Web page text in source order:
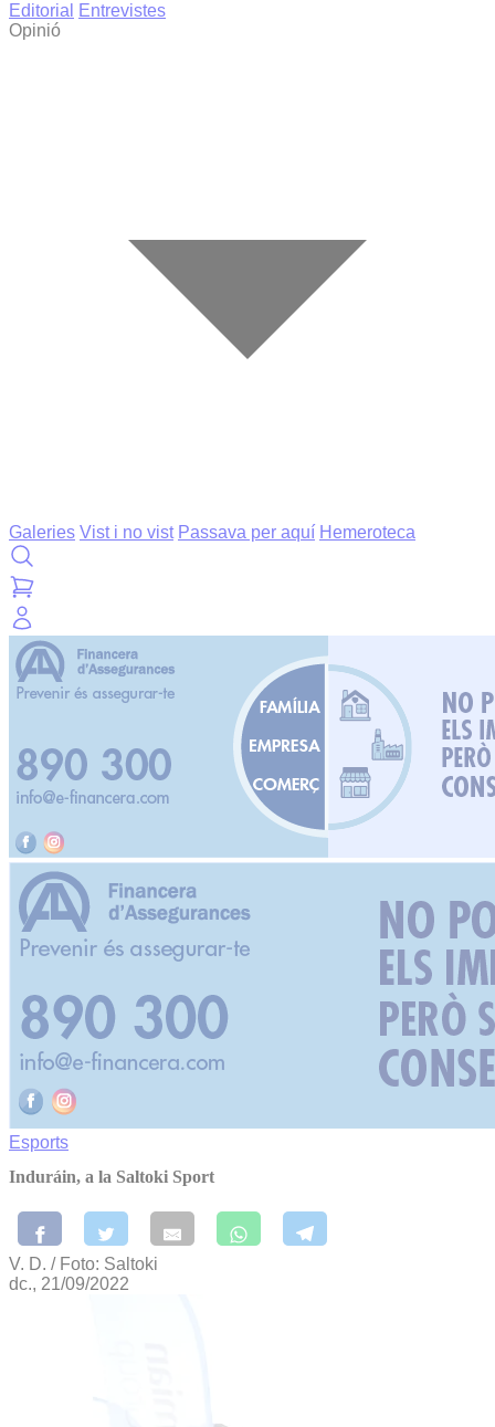
Editorial
Entrevistes
Opinió
Galeries Vist i no vist Passava per aquí Hemeroteca
Esports
Induráin, a la Saltoki Sport
V. D. / Foto: Saltoki
dc., 21/09/2022